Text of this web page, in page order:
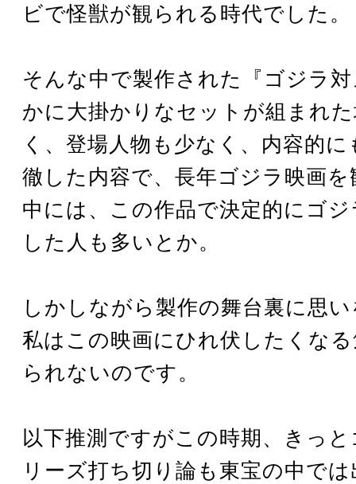
ビで怪獣が観られる時代でした。
そんな中で製作された『ゴジラ
かに大掛かりなセットが組まれ
く、登場人物も少なく、内容的
徹した内容で、長年ゴジラ映画
中には、この作品で決定的にゴ
した人も多いとか。
しかしながら製作の舞台裏に思
私はこの映画にひれ伏したくな
られないのです。
以下推測ですがこの時期、きっ
リーズ打ち切り論も東宝の中で